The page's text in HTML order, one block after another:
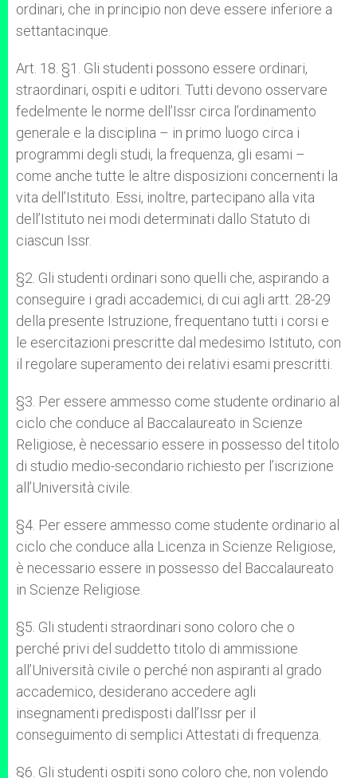
ordinari, che in principio non deve essere inferiore a
settantacinque.
Art. 18. §1. Gli studenti possono essere ordinari,
straordinari, ospiti e uditori. Tutti devono osservare
fedelmente le norme dell’Issr circa l’ordinamento
generale e la disciplina – in primo luogo circa i
programmi degli studi, la frequenza, gli esami –
come anche tutte le altre disposizioni concernenti la
vita dell’Istituto. Essi, inoltre, partecipano alla vita
dell’Istituto nei modi determinati dallo Statuto di
ciascun Issr.
§2. Gli studenti ordinari sono quelli che, aspirando a
conseguire i gradi accademici, di cui agli artt. 28-29
della presente Istruzione, frequentano tutti i corsi e
le esercitazioni prescritte dal medesimo Istituto, con
il regolare superamento dei relativi esami prescritti.
§3. Per essere ammesso come studente ordinario al
ciclo che conduce al Baccalaureato in Scienze
Religiose, è necessario essere in possesso del titolo
di studio medio-secondario richiesto per l’iscrizione
all’Università civile.
§4. Per essere ammesso come studente ordinario al
ciclo che conduce alla Licenza in Scienze Religiose,
è necessario essere in possesso del Baccalaureato
in Scienze Religiose.
§5. Gli studenti straordinari sono coloro che o
perché privi del suddetto titolo di ammissione
all’Università civile o perché non aspiranti al grado
accademico, desiderano accedere agli
insegnamenti predisposti dall’Issr per il
conseguimento di semplici Attestati di frequenza.
§6. Gli studenti ospiti sono coloro che, non volendo